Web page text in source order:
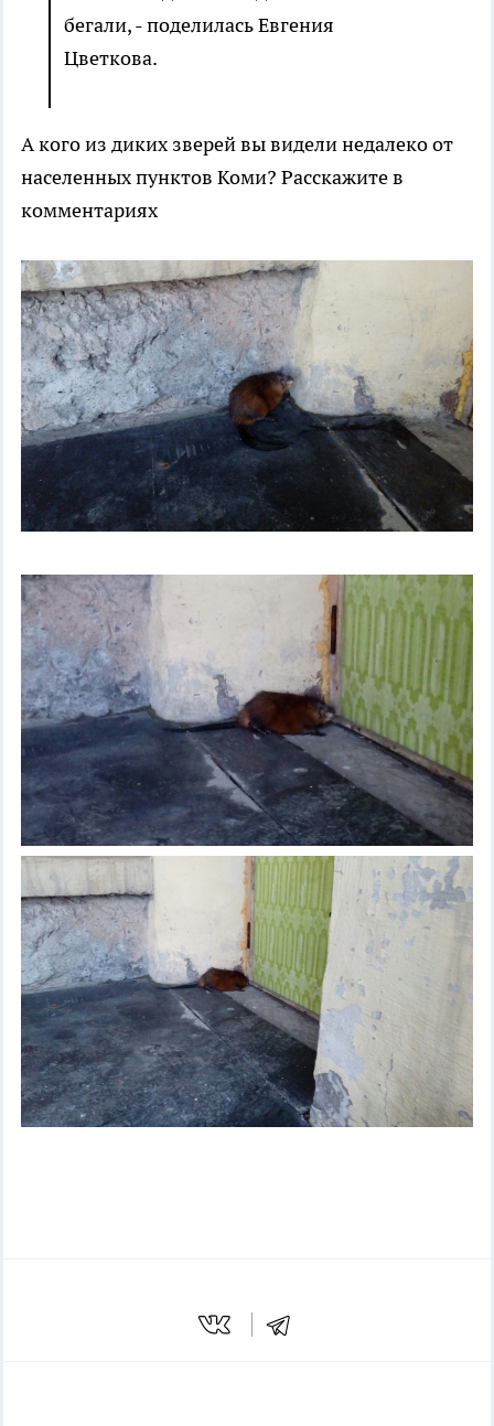
бегали, - поделилась Евгения
Цветкова.
А кого из диких зверей вы видели недалеко от
населенных пунктов Коми? Расскажите в
комментариях